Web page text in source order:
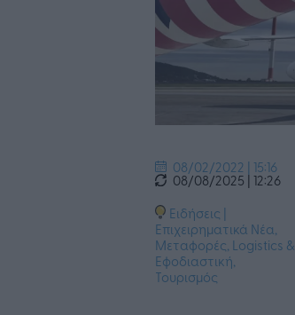
08/02/2022 | 15:16
08/08/2025 | 12:26
Ειδήσεις |
Επιχειρηματικά Νέα,
Μεταφορές, Logistics &
Εφοδιαστική,
Τουρισμός